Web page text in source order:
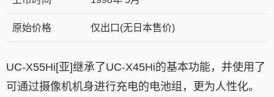
原始价格 仅出口(无日本售价)
UC-X55Hi[亚]继承了UC-X45Hi的基本功能，并使用了
可通过摄像机机身进行充电的电池组，更为人性化。